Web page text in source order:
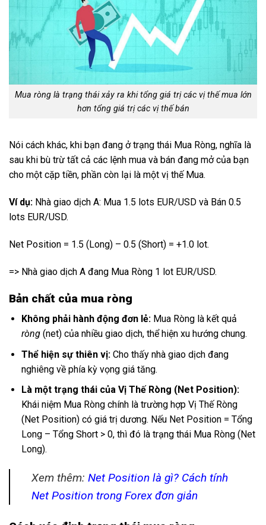
Mua ròng là trạng thái xảy ra khi tổng giá trị các vị thế mua lớn
hơn tổng giá trị các vị thế bán
Nói cách khác, khi bạn đang ở trạng thái Mua Ròng, nghĩa là
sau khi bù trừ tất cả các lệnh mua và bán đang mở của bạn
cho một cặp tiền, phần còn lại là một vị thế Mua.
Ví dụ: Nhà giao dịch A: Mua 1.5 lots EUR/USD và Bán 0.5
lots EUR/USD.
Net Position = 1.5 (Long) – 0.5 (Short) = +1.0 lot.
=> Nhà giao dịch A đang Mua Ròng 1 lot EUR/USD.
Bản chất của mua ròng
Không phải hành động đơn lẻ:Mua Ròng là kết quả
ròng(net) của nhiều giao dịch, thể hiện xu hướng chung.
Thể hiện sự thiên vị:Cho thấy nhà giao dịch đang
nghiêng về phía kỳ vọng giá tăng.
Là một trạng thái của Vị Thế Ròng (Net Position):
Khái niệm Mua Ròng chính là trường hợp Vị Thế Ròng
(Net Position) có giá trị dương. Nếu Net Position = Tổng
Long – Tổng Short > 0, thì đó là trạng thái Mua Ròng (Net
Long).
Xem thêm: Net Position là gì? Cách tính
Net Position trong Forex đơn giản